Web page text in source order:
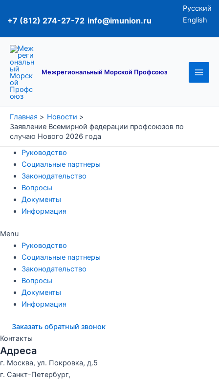
+7 (812) 274-27-72 info@imunion.ru
Русский
English
Межрегиональный Морской Профсоюз
Главная
Новости
Заявление Всемирной федерации профсоюзов по
случаю Нового 2026 года
Руководство
Социальные партнеры
Законодательство
Вопросы
Документы
Информация
Menu
Руководство
Социальные партнеры
Законодательство
Вопросы
Документы
Информация
Заказать обратный звонок
Контакты
Адреса
г. Москва, ул. Покровка, д.5
г. Санкт-Петербург,